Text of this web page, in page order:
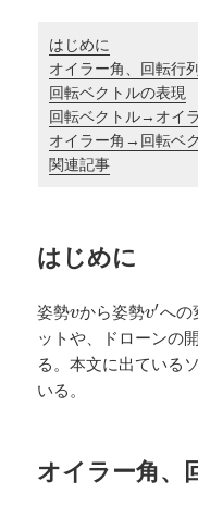
はじめに
オイラー角、回転行
回転ベクトルの表現
回転ベクトル→オイ
オイラー角→回転ベ
関連記事
はじめに
姿勢v
vから姿勢v′
v′への
ットや、ドローンの
る。本文に出ている
いる。
オイラー角、